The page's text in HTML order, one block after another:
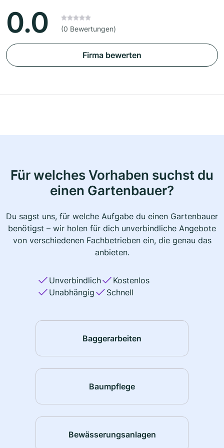
0.0 (0 Bewertungen)
Firma bewerten
Für welches Vorhaben suchst du
einen Gartenbauer?
Du sagst uns, für welche Aufgabe du einen Gartenbauer
benötigst – wir holen für dich unverbindliche Angebote
von verschiedenen Fachbetrieben ein, die genau das
anbieten.
Unverbindlich
Kostenlos
Unabhängig
Schnell
Baggerarbeiten
Baumpflege
Bewässerungsanlagen